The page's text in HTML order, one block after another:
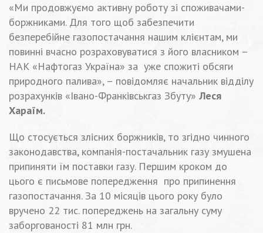
«Ми продовжуємо активну роботу зі споживачами-
боржниками. Для того щоб забезпечити
безперебійне газопостачання нашим клієнтам, ми
повинні вчасно розраховуватися з його власником –
НАК «Нафтогаз Україна» за уже спожиті обсяги
природного палива», – повідомляє начальник відділу
розрахунків «Івано-Франківськгаз Збуту» Леся
Хараїм.
Що стосується злісних боржників, то згідно чинного
законодавства, компанія-постачальник газу змушена
припиняти їм поставки газу. Першим кроком до
цього є письмове попередження про припинення
газопостачання. За 10 місяців цього року було
вручено 22 тис. попереджень на загальну суму
заборгованості 81 млн грн.